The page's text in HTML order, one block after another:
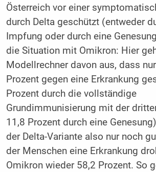
Österreich vor einer
durch Delta geschützt (entweder
Impfung oder durch eine
die Situation mit Omikron: Hier
Modellrechner davon aus, dass
Prozent gegen eine Erkrankung
Prozent durch die vollständige
Grundimmunisierung mit der
11,8 Prozent durch eine
der Delta-Variante also nur noch
der Menschen eine Erkrankung
Omikron wieder 58,2 Prozent. So